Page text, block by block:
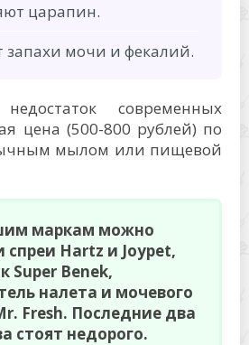
царапин.
запахи мочи и фекалий.
современных
цена (500-800 рублей) по
мылом или пищевой
маркам можно
спреи Hartz и Joypet,
Super Benek,
налета и мочевого
Fresh. Последние два
стоят недорого.